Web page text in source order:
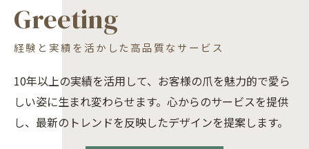
Greeting
経験と実績を活かした高品質なサービス
10年以上の実績を活用して、お客様の爪を魅力的で愛ら
しい姿に生まれ変わらせます。心からのサービスを提供
し、最新のトレンドを反映したデザインを提案します。